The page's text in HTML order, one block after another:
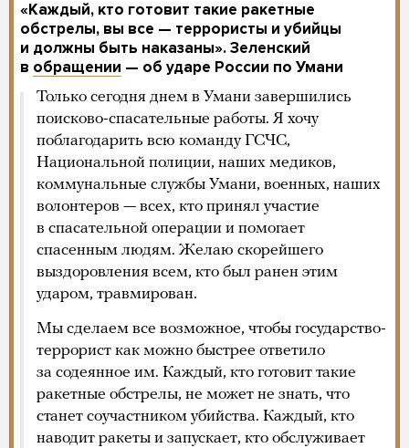
«Каждый, кто готовит такие ракетные
обстрелы, вы все — террористы и убийцы
и должны быть наказаны». Зеленский
в обращении — об ударе России по Умани
Только сегодня днем в Умани завершились
поисково-спасательные работы. Я хочу
поблагодарить всю команду ГСЧС,
Национальной полиции, наших медиков,
коммунальные службы Умани, военных, наших
волонтеров — всех, кто принял участие
в спасательной операции и помогает
спасенным людям. Желаю скорейшего
выздоровления всем, кто был ранен этим
ударом, травмирован.
Мы сделаем все возможное, чтобы государство-
террорист как можно быстрее ответило
за содеянное им. Каждый, кто готовит такие
ракетные обстрелы, не может не знать, что
станет соучастником убийства. Каждый, кто
наводит ракеты и запускает, кто обслуживает